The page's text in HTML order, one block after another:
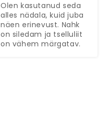
Olen kasutanud seda
alles nädala, kuid juba
näen erinevust. Nahk
on siledam ja tselluliit
on vähem märgatav.